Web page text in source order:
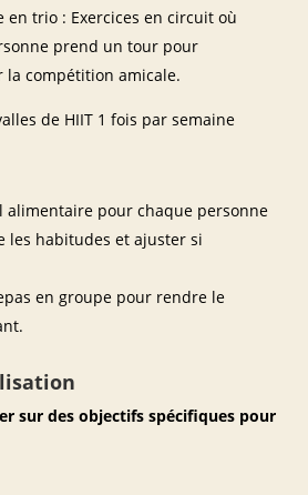
en trio : Exercices en circuit où
prend un tour pour
la compétition amicale.
de HIIT 1 fois par semaine
alimentaire pour chaque personne
les habitudes et ajuster si
en groupe pour rendre le
sur des objectifs spécifiques pour